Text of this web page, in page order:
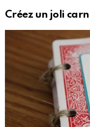
Créez un joli